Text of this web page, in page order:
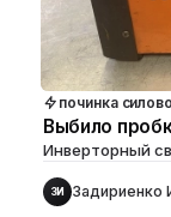
починка
Выбило
Инверторный
ЗИ Задириенко